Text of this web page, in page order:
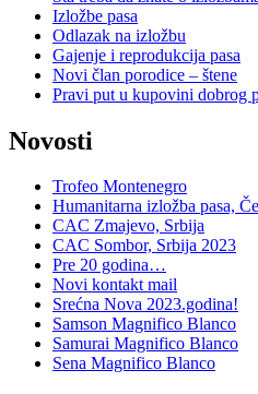
Izložbe pasa
Odlazak na izložbu
Gajenje i reprodukcija pasa
Novi član porodice – štene
Pravi put u kupovini dobrog
Novosti
Trofeo Montenegro
Humanitarna izložba pasa,
CAC Zmajevo, Srbija
CAC Sombor, Srbija 2023
Pre 20 godina…
Novi kontakt mail
Srećna Nova 2023.godina!
Samson Magnifico Blanco
Samurai Magnifico Blanco
Sena Magnifico Blanco